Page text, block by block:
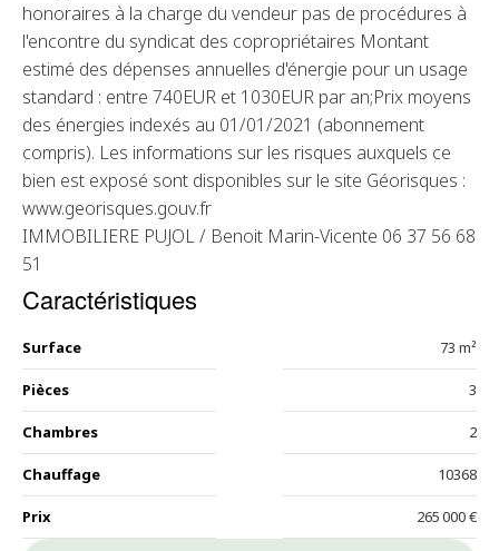
honoraires à la charge du vendeur pas de procédures à
l'encontre du syndicat des copropriétaires Montant
estimé des dépenses annuelles d'énergie pour un usage
standard : entre 740EUR et 1030EUR par an;Prix moyens
des énergies indexés au 01/01/2021 (abonnement
compris). Les informations sur les risques auxquels ce
bien est exposé sont disponibles sur le site Géorisques :
www.georisques.gouv.fr
IMMOBILIERE PUJOL / Benoit Marin-Vicente 06 37 56 68
51
Caractéristiques
Surface 73 m²
Pièces 3
Chambres 2
Chauffage 10368
Prix 265 000 €